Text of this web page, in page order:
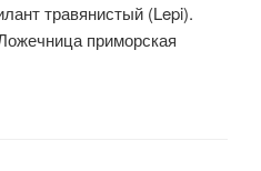
травянистый (Lepi).
приморская